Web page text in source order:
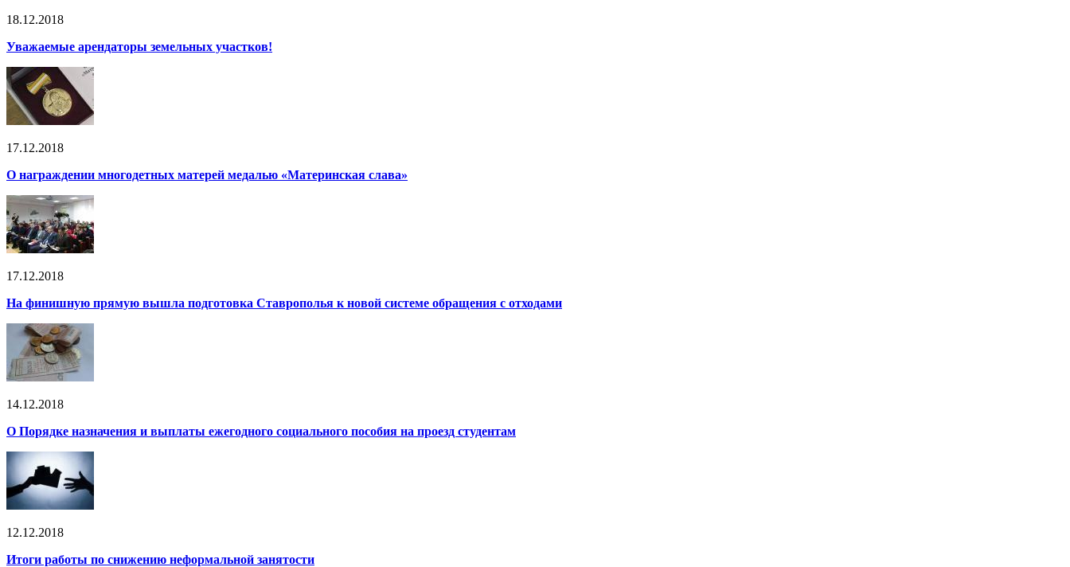
18.12.2018
Уважаемые арендаторы земельных участков!
17.12.2018
О награждении многодетных матерей медалью «Материнская слава»
17.12.2018
На финишную прямую вышла подготовка Ставрополья к новой системе обращения с отходами
14.12.2018
О Порядке назначения и выплаты ежегодного социального пособия на проезд студентам
12.12.2018
Итоги работы по снижению неформальной занятости